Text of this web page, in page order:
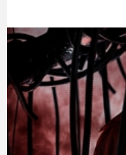
5 839 Р